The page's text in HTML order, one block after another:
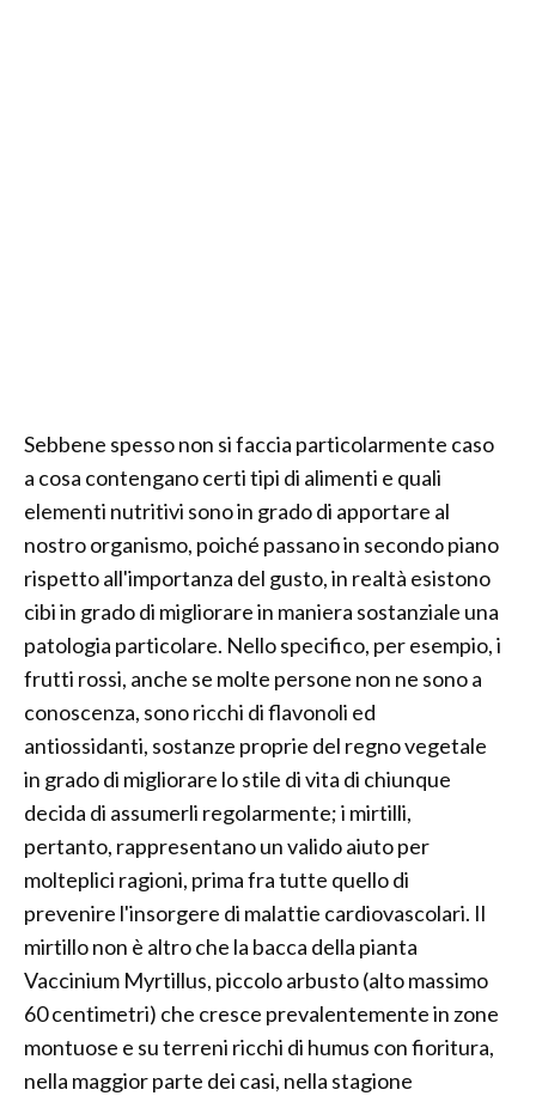
Sebbene spesso non si faccia particolarmente caso
a cosa contengano certi tipi di alimenti e quali
elementi nutritivi sono in grado di apportare al
nostro organismo, poiché passano in secondo piano
rispetto all'importanza del gusto, in realtà esistono
cibi in grado di migliorare in maniera sostanziale una
patologia particolare. Nello specifico, per esempio, i
frutti rossi, anche se molte persone non ne sono a
conoscenza, sono ricchi di flavonoli ed
antiossidanti, sostanze proprie del regno vegetale
in grado di migliorare lo stile di vita di chiunque
decida di assumerli regolarmente; i mirtilli,
pertanto, rappresentano un valido aiuto per
molteplici ragioni, prima fra tutte quello di
prevenire l'insorgere di malattie cardiovascolari. Il
mirtillo non è altro che la bacca della pianta
Vaccinium Myrtillus, piccolo arbusto (alto massimo
60 centimetri) che cresce prevalentemente in zone
montuose e su terreni ricchi di humus con fioritura,
nella maggior parte dei casi, nella stagione